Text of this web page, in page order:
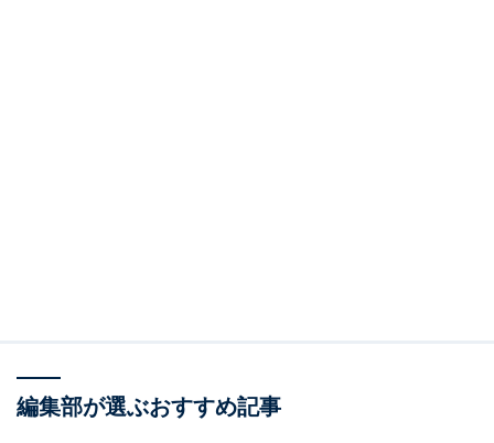
編集部が選ぶおすすめ記事